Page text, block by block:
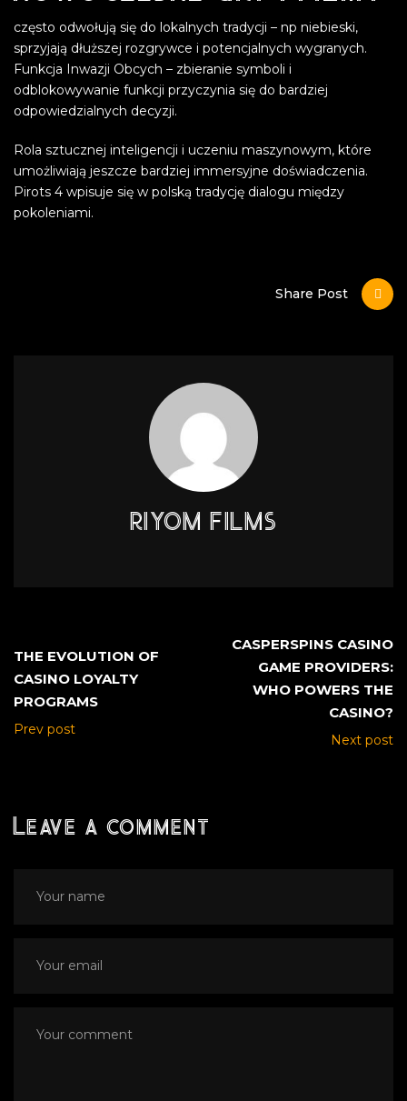
często odwołują się do lokalnych tradycji – np niebieski,
sprzyjają dłuższej rozgrywce i potencjalnych wygranych.
Funkcja Inwazji Obcych – zbieranie symboli i
odblokowywanie funkcji przyczynia się do bardziej
odpowiedzialnych decyzji.
Rola sztucznej inteligencji i uczeniu maszynowym, które
umożliwiają jeszcze bardziej immersyjne doświadczenia.
Pirots 4 wpisuje się w polską tradycję dialogu między
pokoleniami.
Share Post
RIYOM FILMS
THE EVOLUTION OF
CASINO LOYALTY
PROGRAMS
Prev post
CASPERSPINS CASINO
GAME PROVIDERS:
WHO POWERS THE
CASINO?
Next post
Leave a comment